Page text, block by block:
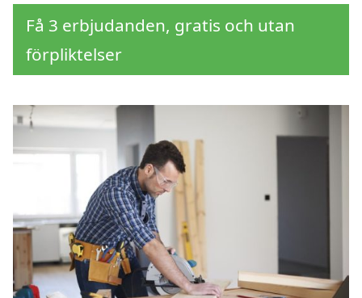
Få 3 erbjudanden, gratis och utan
förpliktelser